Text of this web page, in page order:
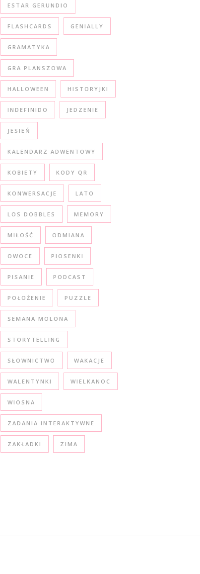
ESTAR GERUNDIO
FLASHCARDS GENIALLY
GRAMATYKA
GRA PLANSZOWA
HALLOWEEN HISTORYJKI
INDEFINIDO JEDZENIE
JESIEŃ
KALENDARZ ADWENTOWY
KOBIETY KODY QR
KONWERSACJE LATO
LOS DOBBLES MEMORY
MIŁOŚĆ ODMIANA
OWOCE PIOSENKI
PISANIE PODCAST
POŁOŻENIE PUZZLE
SEMANA MOLONA
STORYTELLING
SŁOWNICTWO WAKACJE
WALENTYNKI WIELKANOC
WIOSNA
ZADANIA INTERAKTYWNE
ZAKŁADKI ZIMA